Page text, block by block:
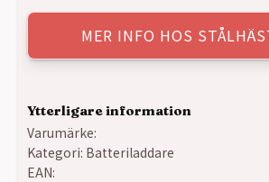
MER INFO HOS
Ytterligare information
Varumärke:
Kategori: Batteriladdare
EAN: